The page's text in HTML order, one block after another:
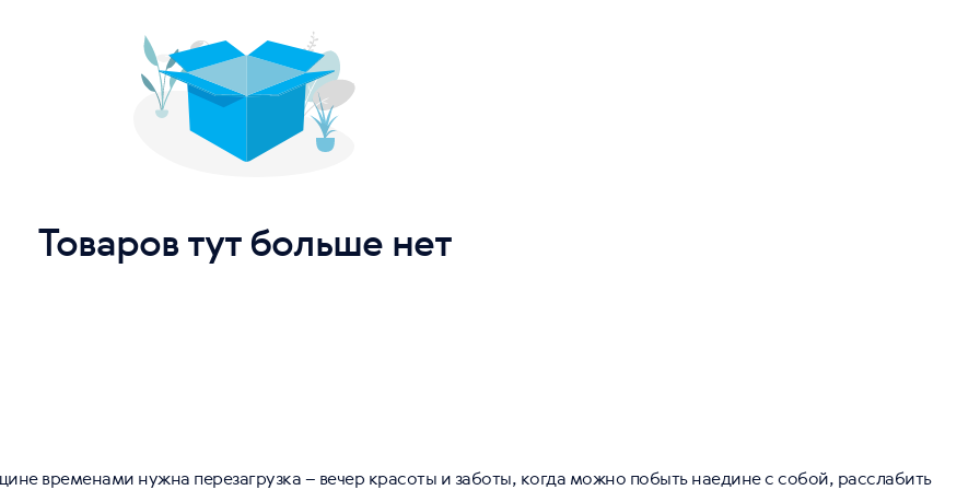
Товаров тут больше нет
временами нужна перезагрузка – вечер красоты и заботы, когда можно побыть наедине с собой, расслабить